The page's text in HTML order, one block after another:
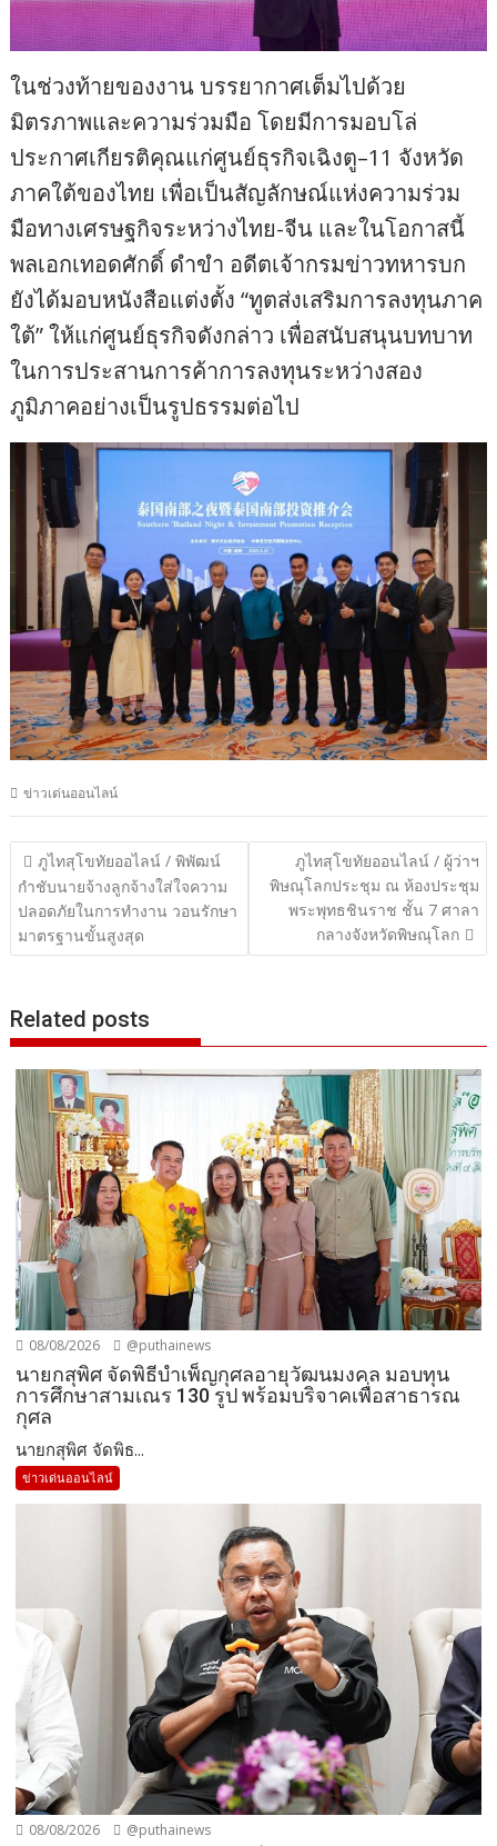
ในช่วงท้ายของงาน บรรยากาศเต็มไปด้วย
มิตรภาพและความร่วมมือ โดยมีการมอบโล่
ประกาศเกียรติคุณแก่ศูนย์ธุรกิจเฉิงตู–11 จังหวัด
ภาคใต้ของไทย เพื่อเป็นสัญลักษณ์แห่งความร่วม
มือทางเศรษฐกิจระหว่างไทย-จีน และในโอกาสนี้
พลเอกเทอดศักดิ์ ดำขำ อดีตเจ้ากรมข่าวทหารบก
ยังได้มอบหนังสือแต่งตั้ง “ทูตส่งเสริมการลงทุนภาค
ใต้” ให้แก่ศูนย์ธุรกิจดังกล่าว เพื่อสนับสนุนบทบาท
ในการประสานการค้าการลงทุนระหว่างสอง
ภูมิภาคอย่างเป็นรูปธรรมต่อไป
ข่าวเด่นออนไลน์
แนะแนว
เรื่อง
ภูไทสุโขทัยออไลน์ / พิพัฒน์
กำชับนายจ้างลูกจ้างใส่ใจความ
ปลอดภัยในการทำงาน วอนรักษา
มาตรฐานขั้นสูงสุด
ภูไทสุโขทัยออนไลน์ / ผู้ว่าฯ
พิษณุโลกประชุม ณ ห้องประชุม
พระพุทธชินราช ชั้น 7 ศาลา
กลางจังหวัดพิษณุโลก
Related posts
08/08/2026 @puthainews
นายกสุพิศ จัดพิธีบำเพ็ญกุศลอายุวัฒนมงคล มอบทุน
การศึกษาสามเณร 130 รูป พร้อมบริจาคเพื่อสาธารณ
กุศล
นายกสุพิศ จัดพิธ...
ข่าวเด่นออนไลน์
08/08/2026 @puthainews